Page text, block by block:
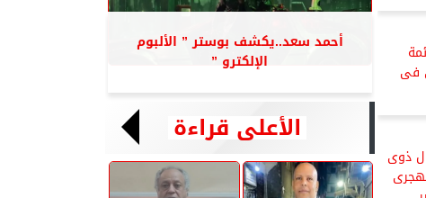
فى
ذوى
أحمد سعد..يكشف بوستر ” الألبوم
الإلكترو ”
الأعلى قراءة